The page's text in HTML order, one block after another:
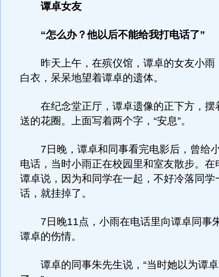
谭卓女友
“怎么办？他以后不能给我打电话了”
昨天上午，在殡仪馆，谭卓的女友小雨
白衣，呆呆地望着谭卓的遗体。
在纪念堂正厅，谭卓遗像的正下方，摆
送的花圈。上面写着两个字，“安息”。
7日晚，谭卓和同事看完电影后，曾给
电话，当时小雨正在校园里和室友散步。在
谭卓说，因为和同学在一起，不好冷落同学
话，就挂掉了。
7日晚11点，小雨在电话里向谭卓同事
谭卓的伤情。
谭卓的同事朱先生说，“当时她以为谭卓